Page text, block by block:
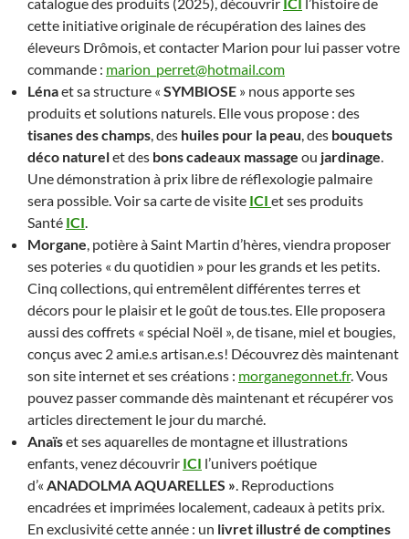
cette initiative originale de récupération des laines des
éleveurs Drômois, et contacter Marion pour lui passer votre
commande : marion_perret@hotmail.com
Lénaet sa structure « SYMBIOSE » nous apporte ses
produits et solutions naturels. Elle vous propose : des
tisanes des champs, des huiles pour la peau, des bouquets
déco naturelet des bons cadeaux massage ou jardinage.
Une démonstration à prix libre de réflexologie palmaire
sera possible. Voir sa carte de visite ICI et ses produits
Santé ICI.
Morgane, potière à Saint Martin d’hères, viendra proposer
ses poteries « du quotidien » pour les grands et les petits.
Cinq collections, qui entremêlent différentes terres et
décors pour le plaisir et le goût de tous.tes. Elle proposera
aussi des coffrets « spécial Noël », de tisane, miel et bougies,
conçus avec 2 ami.e.s artisan.e.s! Découvrez dès maintenant
son site internet et ses créations : morganegonnet.fr. Vous
pouvez passer commande dès maintenant et récupérer vos
articles directement le jour du marché.
Anaïset ses aquarelles de montagne et illustrations
enfants, venez découvrir ICI l’univers poétique
d’« ANADOLMA AQUARELLES ». Reproductions
encadrées et imprimées localement, cadeaux à petits prix.
En exclusivité cette année : un livret illustré de comptines